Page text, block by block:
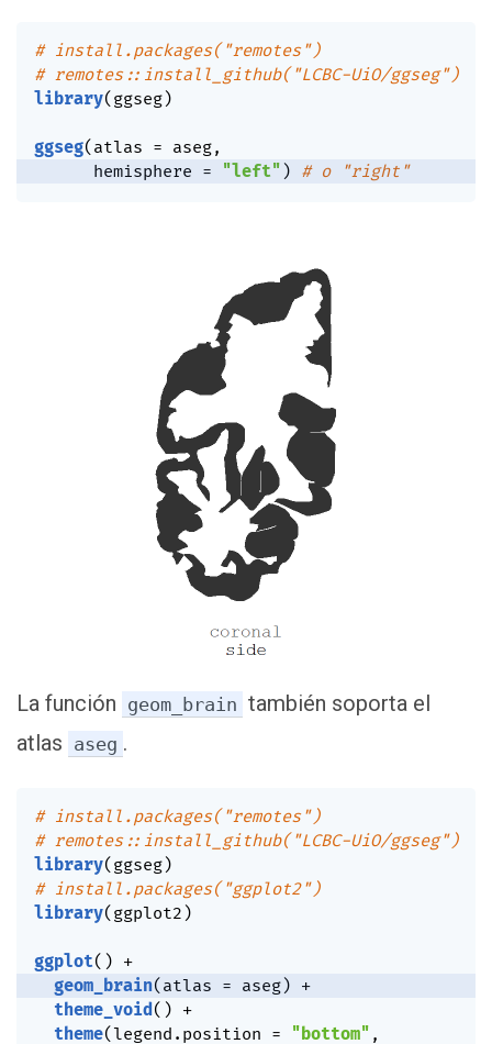
# install.packages("remotes")
# remotes::install_github("LCBC-UiO/ggseg")
library( ggseg)
ggseg( atlas = aseg,
      hemisphere
= "left" ) # o "right"
La función geom_brain también soporta el
atlas aseg .
# install.packages("remotes")
# remotes::install_github("LCBC-UiO/ggseg")
library( ggseg)
# install.packages("ggplot2")
library( ggplot2 )
ggplot( ) +
geom_brain( atlas = aseg) +
theme_void( ) +
theme( legend.position = "bottom" ,